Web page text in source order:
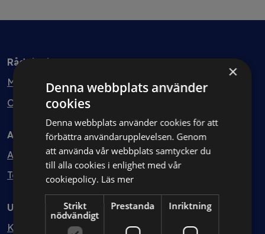
Rådgivning
Min bolagsjurist
Ombud
Avtal
Avtalshantering
Testa kostnadsfritt
Utbildning
Kurser
×
Denna webbplats använder
cookies
Denna webbplats använder cookies för att
förbättra användarupplevelsen. Genom
att använda vår webbplats samtycker du
till alla cookies i enlighet med vår
cookiepolicy. Läs mer
Strikt
nödvändigt
Prestanda Inriktning